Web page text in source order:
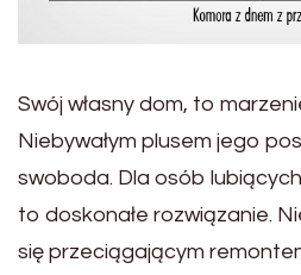
Swój własny dom, to
Niebywałym plusem jego
swoboda. Dla osób
to doskonałe rozwiązanie.
się przeciągającym